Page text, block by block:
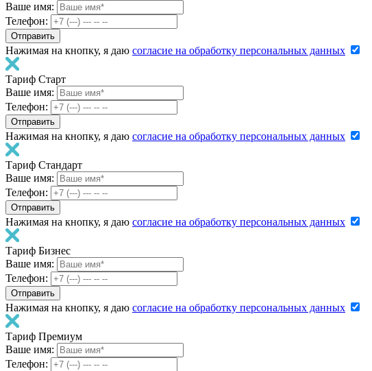
Ваше имя:
Телефон:
Нажимая на кнопку, я даю согласие на обработку персональных данных
Тариф Старт
Ваше имя:
Телефон:
Нажимая на кнопку, я даю согласие на обработку персональных данных
Тариф Стандарт
Ваше имя:
Телефон:
Нажимая на кнопку, я даю согласие на обработку персональных данных
Тариф Бизнес
Ваше имя:
Телефон:
Нажимая на кнопку, я даю согласие на обработку персональных данных
Тариф Премиум
Ваше имя:
Телефон: